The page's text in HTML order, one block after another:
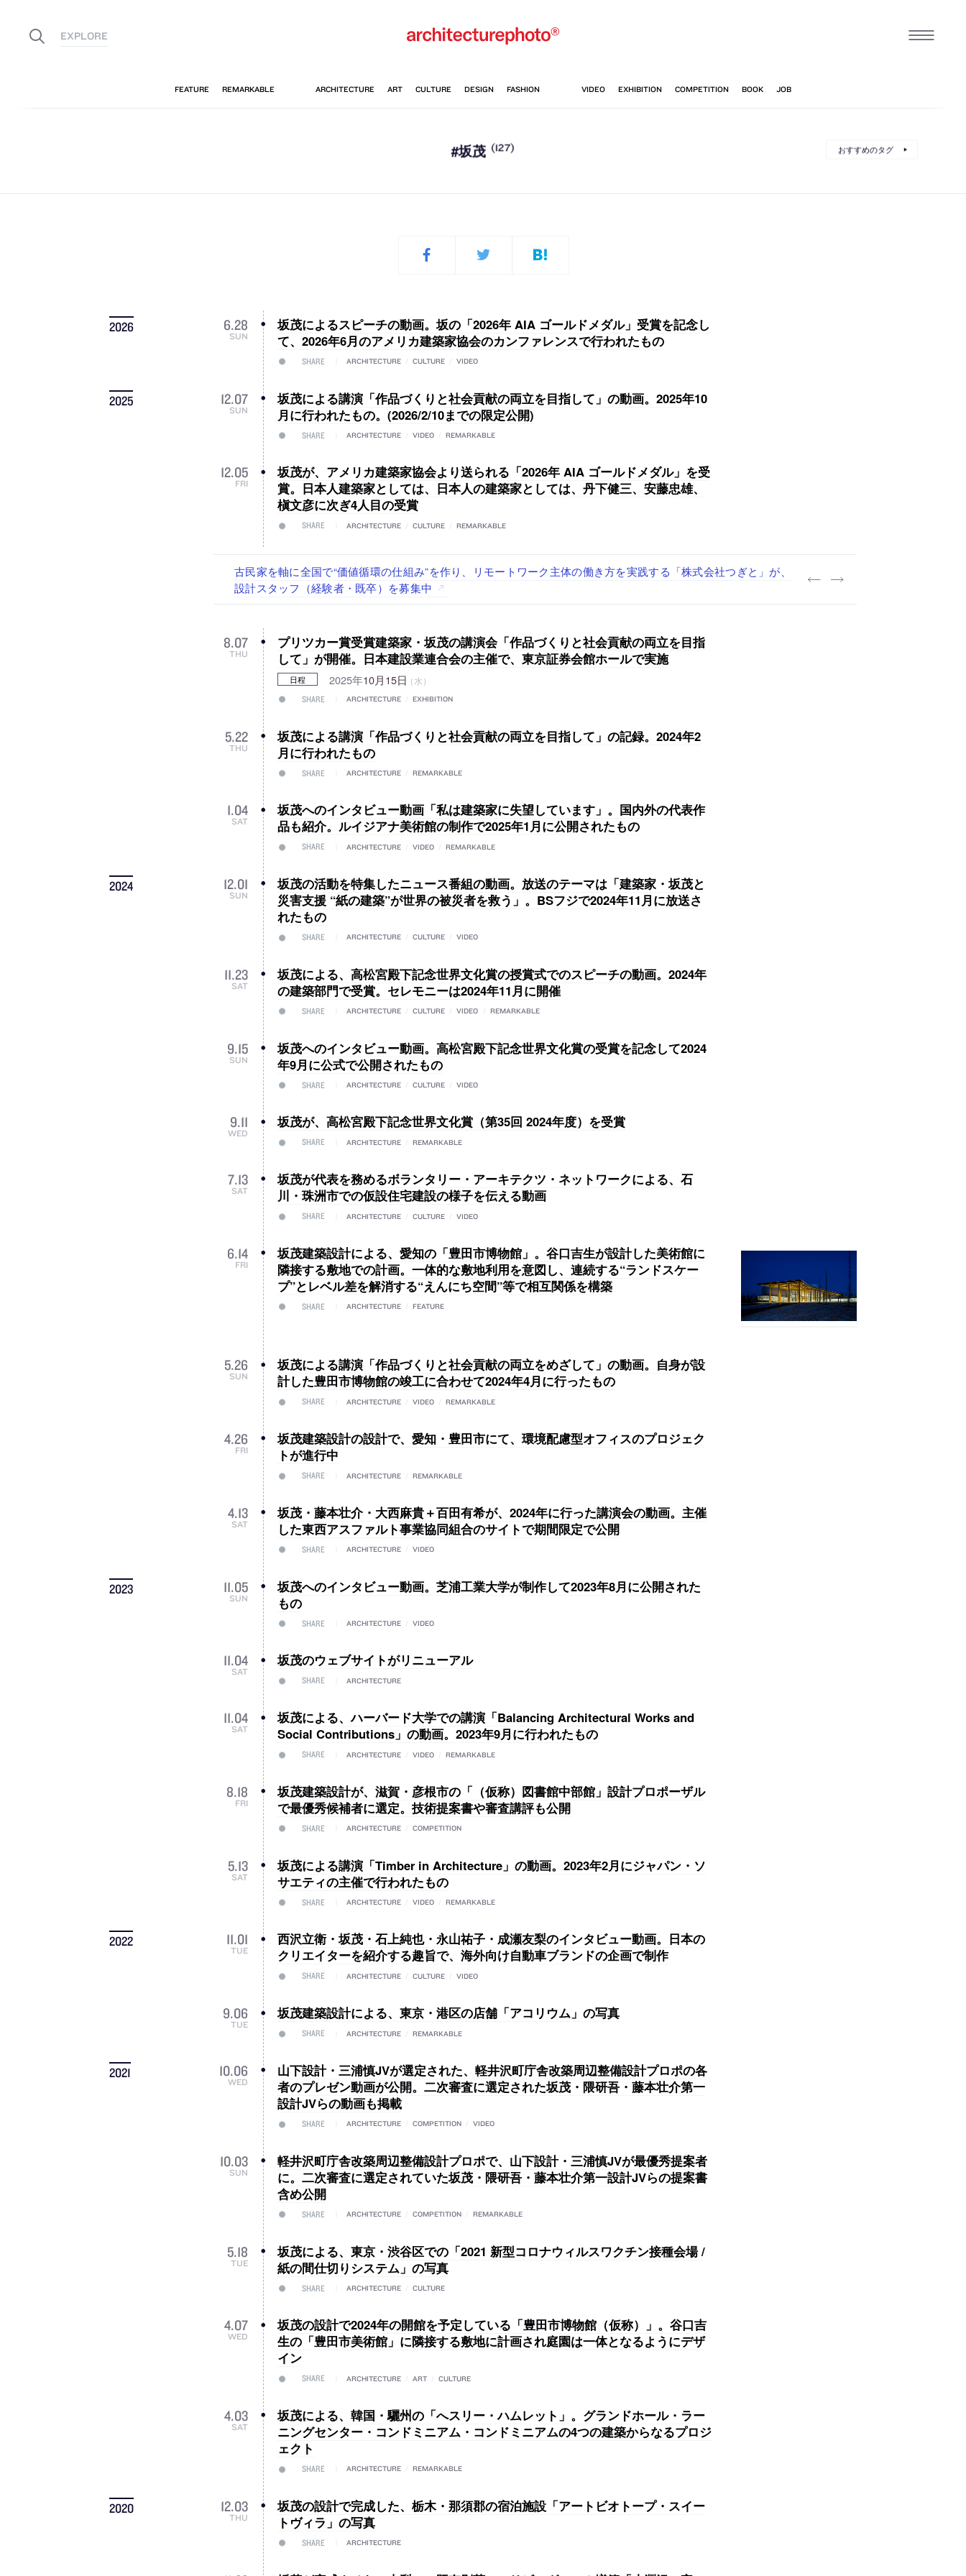
#坂茂 (127) おすすめのタグ
2026 6.28
SUN
坂茂によるスピーチの動画。坂の「2026年 AIA ゴールドメダル」受賞を記念し
て、2026年6月のアメリカ建築家協会のカンファレンスで行われたもの
SHARE ARCHITECTURE CULTURE VIDEO
2025 12.07
SUN
坂茂による講演「作品づくりと社会貢献の両立を目指して」の動画。2025年10
月に行われたもの。(2026/2/10までの限定公開)
SHARE ARCHITECTURE VIDEO REMARKABLE
12.05
FRI
坂茂が、アメリカ建築家協会より送られる「2026年 AIA ゴールドメダル」を受
賞。日本人建築家としては、日本人の建築家としては、丹下健三、安藤忠雄、
槇文彦に次ぎ4人目の受賞
SHARE ARCHITECTURE CULTURE REMARKABLE
佐々木慧が主宰する「axonometric株式会社」が、設計スタッフ（経験者・既卒・2027年新卒）を募集中
古民家を軸に全国で“価値循環の仕組み”を作り、リモートワーク主体の働き方を実践する「株式会社つぎと」が、
設計スタッフ（経験者・既卒）を募集中
リノベる株式会社が、設計パートナー (業務委託) を募集中
社会への影響力のある建築を手掛け、スタッフ同士で助け合う環境づくりも行う「E.A.S.T.architects」が、設計
スタッフ（経験者・既卒・2027年新卒）を募集中
代官山を拠点に活動する「梅澤竜也 / ALA INC.」が、設計スタッフ・アルバイト・事務職を募集中
8.07
THU
プリツカー賞受賞建築家・坂茂の講演会「作品づくりと社会貢献の両立を目指
して」が開催。日本建設業連合会の主催で、東京証券会館ホールで実施
日程 2025年10月15日（水）
SHARE ARCHITECTURE EXHIBITION
5.22
THU
坂茂による講演「作品づくりと社会貢献の両立を目指して」の記録。2024年2
月に行われたもの
SHARE ARCHITECTURE REMARKABLE
1.04
SAT
坂茂へのインタビュー動画「私は建築家に失望しています」。国内外の代表作
品も紹介。ルイジアナ美術館の制作で2025年1月に公開されたもの
SHARE ARCHITECTURE VIDEO REMARKABLE
2024 12.01
SUN
坂茂の活動を特集したニュース番組の動画。放送のテーマは「建築家・坂茂と
災害支援 “紙の建築”が世界の被災者を救う」。BSフジで2024年11月に放送さ
れたもの
SHARE ARCHITECTURE CULTURE VIDEO
11.23
SAT
坂茂による、高松宮殿下記念世界文化賞の授賞式でのスピーチの動画。2024年
の建築部門で受賞。セレモニーは2024年11月に開催
SHARE ARCHITECTURE CULTURE VIDEO REMARKABLE
9.15
SUN
坂茂へのインタビュー動画。高松宮殿下記念世界文化賞の受賞を記念して2024
年9月に公式で公開されたもの
SHARE ARCHITECTURE CULTURE VIDEO
9.11
WED
坂茂が、高松宮殿下記念世界文化賞（第35回 2024年度）を受賞
SHARE ARCHITECTURE REMARKABLE
7.13
SAT
坂茂が代表を務めるボランタリー・アーキテクツ・ネットワークによる、石
川・珠洲市での仮設住宅建設の様子を伝える動画
SHARE ARCHITECTURE CULTURE VIDEO
6.14
FRI
坂茂建築設計による、愛知の「豊田市博物館」。谷口吉生が設計した美術館に
隣接する敷地での計画。一体的な敷地利用を意図し、連続する“ランドスケー
プ”とレベル差を解消する“えんにち空間”等で相互関係を構築
SHARE ARCHITECTURE FEATURE
5.26
SUN
坂茂による講演「作品づくりと社会貢献の両立をめざして」の動画。自身が設
計した豊田市博物館の竣工に合わせて2024年4月に行ったもの
SHARE ARCHITECTURE VIDEO REMARKABLE
4.26
FRI
坂茂建築設計の設計で、愛知・豊田市にて、環境配慮型オフィスのプロジェク
トが進行中
SHARE ARCHITECTURE REMARKABLE
4.13
SAT
坂茂・藤本壮介・大西麻貴＋百田有希が、2024年に行った講演会の動画。主催
した東西アスファルト事業協同組合のサイトで期間限定で公開
SHARE ARCHITECTURE VIDEO
2023 11.05
SUN
坂茂へのインタビュー動画。芝浦工業大学が制作して2023年8月に公開された
もの
SHARE ARCHITECTURE VIDEO
11.04
SAT
坂茂のウェブサイトがリニューアル
SHARE ARCHITECTURE
11.04
SAT
坂茂による、ハーバード大学での講演「Balancing Architectural Works and
Social Contributions」の動画。2023年9月に行われたもの
SHARE ARCHITECTURE VIDEO REMARKABLE
8.18
FRI
坂茂建築設計が、滋賀・彦根市の「（仮称）図書館中部館」設計プロポーザル
で最優秀候補者に選定。技術提案書や審査講評も公開
SHARE ARCHITECTURE COMPETITION
5.13
SAT
坂茂による講演「Timber in Architecture」の動画。2023年2月にジャパン・ソ
サエティの主催で行われたもの
SHARE ARCHITECTURE VIDEO REMARKABLE
2022 11.01
TUE
西沢立衛・坂茂・石上純也・永山祐子・成瀬友梨のインタビュー動画。日本の
クリエイターを紹介する趣旨で、海外向け自動車ブランドの企画で制作
SHARE ARCHITECTURE CULTURE VIDEO
9.06
TUE
坂茂建築設計による、東京・港区の店舗「アコリウム」の写真
SHARE ARCHITECTURE REMARKABLE
2021 10.06
WED
山下設計・三浦慎JVが選定された、軽井沢町庁舎改築周辺整備設計プロポの各
者のプレゼン動画が公開。二次審査に選定された坂茂・隈研吾・藤本壮介第一
設計JVらの動画も掲載
SHARE ARCHITECTURE COMPETITION VIDEO
10.03
SUN
軽井沢町庁舎改築周辺整備設計プロポで、山下設計・三浦慎JVが最優秀提案者
に。二次審査に選定されていた坂茂・隈研吾・藤本壮介第一設計JVらの提案書
含め公開
SHARE ARCHITECTURE COMPETITION REMARKABLE
5.18
TUE
坂茂による、東京・渋谷区での「2021 新型コロナウィルスワクチン接種会場 /
紙の間仕切りシステム」の写真
SHARE ARCHITECTURE CULTURE
4.07
WED
坂茂の設計で2024年の開館を予定している「豊田市博物館（仮称）」。谷口吉
生の「豊田市美術館」に隣接する敷地に計画され庭園は一体となるようにデザ
イン
SHARE ARCHITECTURE ART CULTURE
4.03
SAT
坂茂による、韓国・驪州の「へスリー・ハムレット」。グランドホール・ラー
ニングセンター・コンドミニアム・コンドミニアムの4つの建築からなるプロジ
ェクト
SHARE ARCHITECTURE REMARKABLE
2020 12.03
THU
坂茂の設計で完成した、栃木・那須郡の宿泊施設「アートビオトープ・スイー
トヴィラ」の写真
SHARE ARCHITECTURE